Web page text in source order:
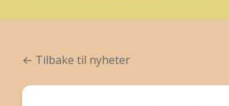
← Tilbake til nyheter